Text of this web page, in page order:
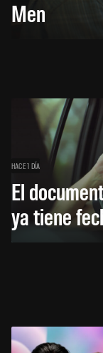
Men
HACE 1 DÍA
El
ya tiene